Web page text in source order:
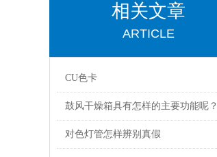
相关文章
ARTICLE
CU色卡
鼓风干燥箱具有怎样的主要功能呢？
对色灯管怎样辨别真假